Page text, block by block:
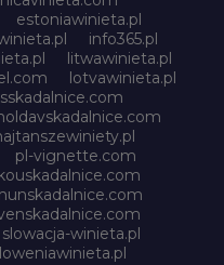
estoniawinieta.pl
info365.pl
litwawinieta.pl
lotvawinieta.pl
pl-vignette.com
slowacja-winieta.pl